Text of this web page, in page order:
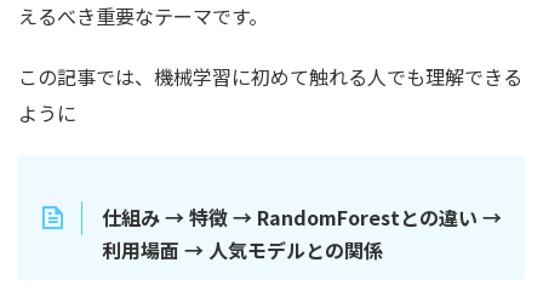
えるべき重要なテーマです。
この記事では、機械学習に初めて触れる人でも理解できる
ように
仕組み → 特徴 → RandomForestとの違い →
利用場面 → 人気モデルとの関係